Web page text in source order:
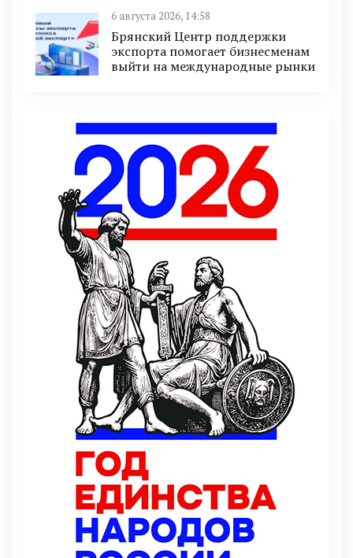
6 августа 2026, 14:58
Брянский Центр поддержки
экспорта помогает бизнесменам
выйти на международные рынки